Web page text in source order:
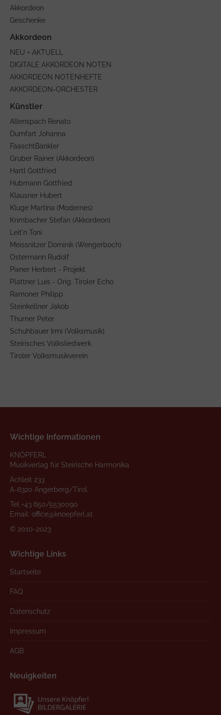
Akkordeon
Geschenke
NEU + AKTUELL
DIGITALE AKKORDEON NOTEN
AKKORDEON NOTENHEFTE
AKKORDEON-ORCHESTER
Allenspach Renato
Dumfart Johanna
FäaschtBänkler
Gruber Rainer (Akkordeon)
Hartl Gottfried
Hubmann Gottfried
Klausner Hubert
Kluge Martina (Modernes)
Krimbacher Stefan (Akkordeon)
Leit'n Toni
Meissnitzer Dominik (Wengerboch)
Ostermann Rudolf
Pixner Herbert - Projekt
Plattner Luis - Orig. Tiroler Echo
Ramoner Philipp
Steinkellner Jakob
Thurner Peter
Schuhbauer Irmi (Volksmusik)
Steirisches Volksliedwerk
Tiroler Volksmusikverein
Wichtige Informationen
KNÖPFERL
Musikverlag für Steirische Harmonika
Achleit 233
A-6320 Angerberg/Tirol
Tel +43 650/5530090
Email: office@knoepferl.at
© 2010-2023
Wichtige Links
Startseite
FAQ
Datenschutz
Impressum
AGB
Neuigkeiten